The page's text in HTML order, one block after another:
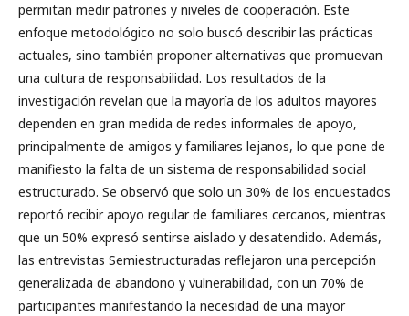
permitan medir patrones y niveles de cooperación. Este
enfoque metodológico no solo buscó describir las prácticas
actuales, sino también proponer alternativas que promuevan
una cultura de responsabilidad. Los resultados de la
investigación revelan que la mayoría de los adultos mayores
dependen en gran medida de redes informales de apoyo,
principalmente de amigos y familiares lejanos, lo que pone de
manifiesto la falta de un sistema de responsabilidad social
estructurado. Se observó que solo un 30% de los encuestados
reportó recibir apoyo regular de familiares cercanos, mientras
que un 50% expresó sentirse aislado y desatendido. Además,
las entrevistas Semiestructuradas reflejaron una percepción
generalizada de abandono y vulnerabilidad, con un 70% de
participantes manifestando la necesidad de una mayor